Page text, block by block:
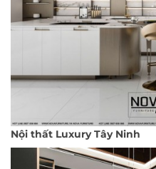
Nội thất Luxury Tây Ninh